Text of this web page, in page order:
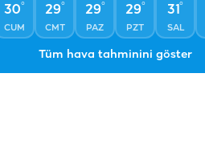
30°
CUM
29°
CMT
29°
PAZ
29°
PZT
31°
SAL
Tüm hava tahminini göster